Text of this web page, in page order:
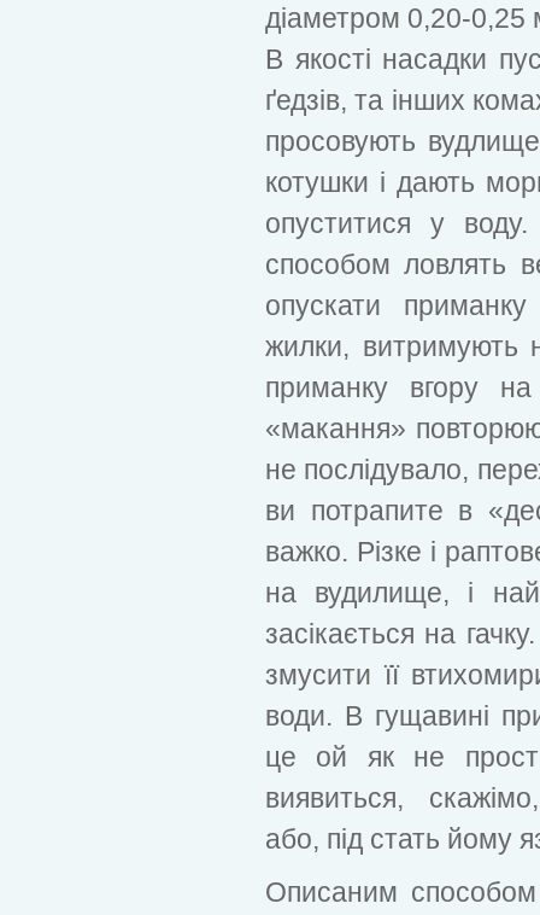
діаметром 0,20-0,25
В якості насадки
ґедзів, та інших
просовують
котушки і дають
опуститися у
способом ловлять
опускати
жилки, витримують
приманку вгору
«макання»
не послідувало,
ви потрапите в
важко. Різке і
на вудилище, і
засікається на
змусити її
води. В гущавині
це ой як не
виявиться,
або, під стать йому
Описаним